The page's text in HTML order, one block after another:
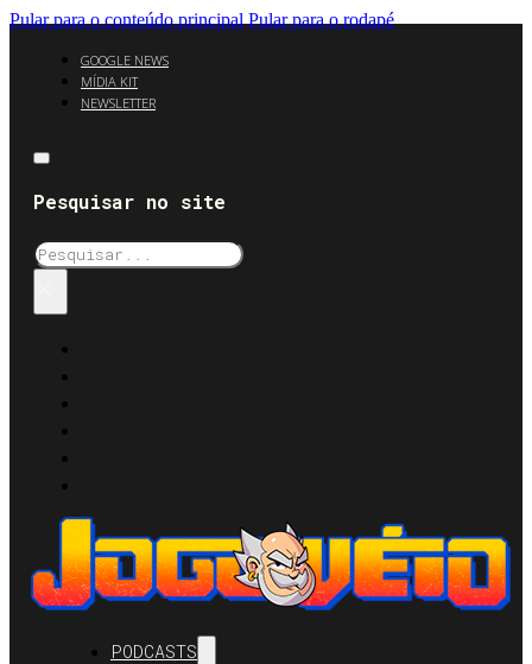
Pular para o conteúdo principal Pular para o rodapé
GOOGLE NEWS
MÍDIA KIT
NEWSLETTER
Pesquisar no site
Pesquisar
PODCASTS